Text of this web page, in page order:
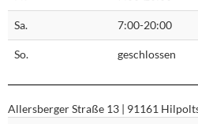
Sa. 7:00-20:00
So. geschlossen
Allersberger Straße 13 | 91161